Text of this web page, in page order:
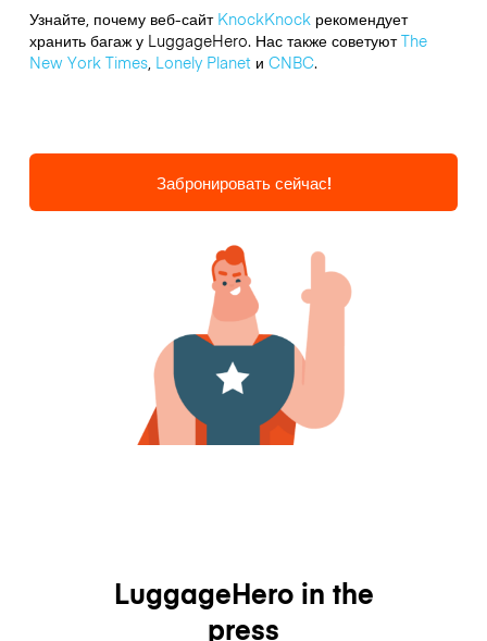
Узнайте, почему веб-сайт KnockKnockрекомендует
хранить багаж у LuggageHero. Нас также советуютThe
New York Times, Lonely Planetи CNBC.
Забронировать сейчас!
LuggageHero in the
press